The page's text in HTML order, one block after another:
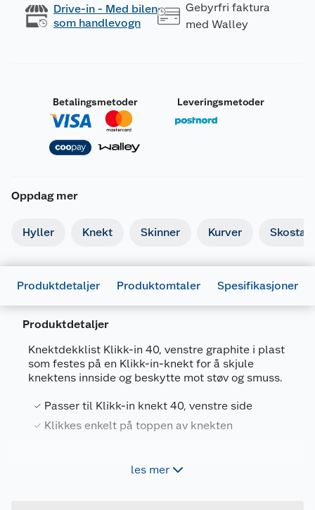
Drive-in - Med bilen
som handlevogn
Gebyrfri faktura
med Walley
Betalingsmetoder Leveringsmetoder
Oppdag mer
Hyller Knekt Skinner Kurver
Produktdetaljer Produktomtaler Spesifikasjoner
Produktdetaljer
Knektdekklist Klikk-in 40, venstre graphite i plast
som festes på en Klikk-in-knekt for å skjule
knektens innside og beskytte mot støv og smuss.
Passer til Klikk-in knekt 40, venstre side
Klikkes enkelt på toppen av knekten
Dekklist i plast som festes på en Klikk-in-knekt
les mer
Generelt
Artikkelnummer
7315496016255
Leverandørens artikkelnummer
601625
Farge